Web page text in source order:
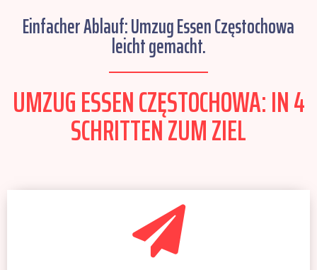
Einfacher Ablauf: Umzug Essen Częstochowa
leicht gemacht.
UMZUG ESSEN CZĘSTOCHOWA: IN 4
SCHRITTEN ZUM ZIEL